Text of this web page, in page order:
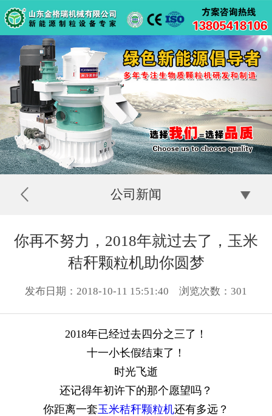
公司新闻
你再不努力，2018年就过去了，玉米
秸秆颗粒机助你圆梦
发布日期：2018-10-11 15:51:40 浏览次数： 301
2018年已经过去四分之三了！
十一小长假结束了！
时光飞逝
还记得年初许下的那个愿望吗？
你距离一套玉米秸秆颗粒机还有多远？